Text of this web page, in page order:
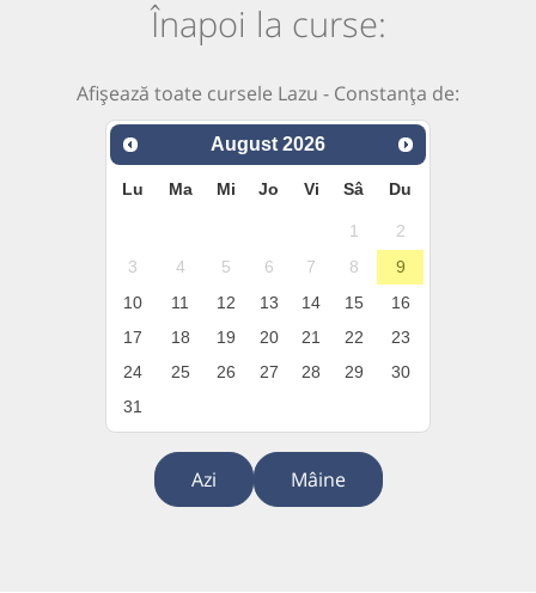
Înapoi la curse:
Afișează toate cursele Lazu - Constanța de:
August 2026
Lu Ma Mi Jo Vi Sâ Du
1
2
3
4 5 6 7 8
9
10
11 12 13 14 15
16
17
18 19 20 21 22
23
24
25 26 27 28 29
30
31
Azi Mâine